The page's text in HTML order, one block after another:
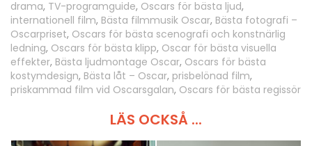
drama, TV-programguide, Oscars för bästa ljud,
internationell film, Bästa filmmusik Oscar, Bästa fotografi –
Oscarpriset, Oscars för bästa scenografi och konstnärlig
ledning, Oscars för bästa klipp, Oscar för bästa visuella
effekter, Bästa ljudmontage Oscar, Oscars för bästa
kostymdesign, Bästa låt – Oscar, prisbelönad film,
priskammad film vid Oscarsgalan, Oscars för bästa regissör
LÄS OCKSÅ ...